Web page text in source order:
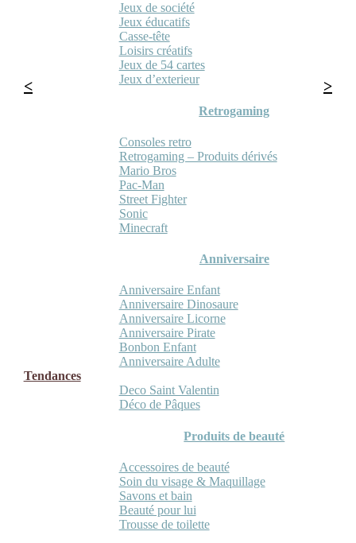
Jeux de société
Jeux éducatifs
Casse-tête
Loisirs créatifs
Jeux de 54 cartes
Jeux d’exterieur
Retrogaming
Consoles retro
Retrogaming – Produits dérivés
Mario Bros
Pac-Man
Street Fighter
Sonic
Minecraft
Anniversaire
Anniversaire Enfant
Anniversaire Dinosaure
Anniversaire Licorne
Anniversaire Pirate
Bonbon Enfant
Anniversaire Adulte
Tendances
Deco Saint Valentin
Déco de Pâques
Produits de beauté
Accessoires de beauté
Soin du visage & Maquillage
Savons et bain
Beauté pour lui
Trousse de toilette